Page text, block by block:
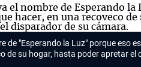
de "Esperando la Luz" porque eso
de su hogar, hasta poder apretar el